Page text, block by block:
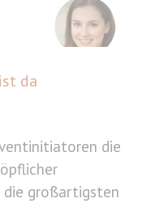
da
die
großartigsten